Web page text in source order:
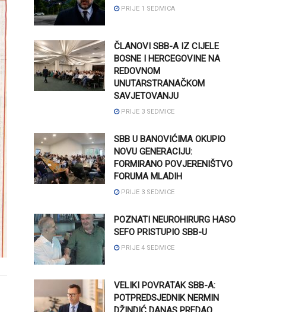
PRIJE 1 SEDMICA
ČLANOVI SBB-A IZ CIJELE
BOSNE I HERCEGOVINE NA
REDOVNOM
UNUTARSTRANAČKOM
SAVJETOVANJU
PRIJE 3 SEDMICE
SBB U BANOVIĆIMA OKUPIO
NOVU GENERACIJU:
FORMIRANO POVJERENIŠTVO
FORUMA MLADIH
PRIJE 3 SEDMICE
POZNATI NEUROHIRURG HASO
SEFO PRISTUPIO SBB-U
PRIJE 4 SEDMICE
VELIKI POVRATAK SBB-A:
POTPREDSJEDNIK NERMIN